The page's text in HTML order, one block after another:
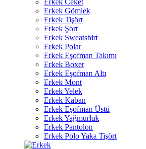
Erkek Ceket
Erkek Gömlek
Erkek Tişört
Erkek Şort
Erkek Sweatshirt
Erkek Polar
Erkek Eşofman Takımı
Erkek Boxer
Erkek Eşofman Altı
Erkek Mont
Erkek Yelek
Erkek Kaban
Erkek Eşofman Üstü
Erkek Yağmurluk
Erkek Pantolon
Erkek Polo Yaka Tişört